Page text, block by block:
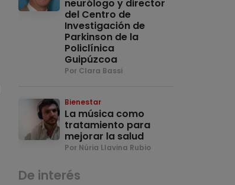
neurólogo y director
del Centro de
Investigación de
Parkinson de la
Policlínica
Guipúzcoa
Por Clara Bassi
Bienestar
La música como
tratamiento para
mejorar la salud
Por Núria Llavina Rubio
De interés